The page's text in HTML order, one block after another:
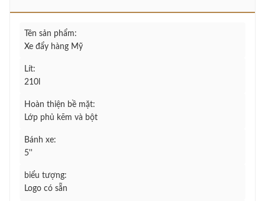
Tên sản phẩm:
Xe đẩy hàng Mỹ
Lít:
210l
Hoàn thiện bề mặt:
Lớp phủ kẽm và bột
Bánh xe:
5''
biểu tượng:
Logo có sẵn